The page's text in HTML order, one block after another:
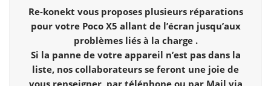
Re-konekt vous proposes plusieurs réparations
pour votre Poco X5 allant de l’écran jusqu’aux
problèmes liés à la charge .
Si la panne de votre appareil n’est pas dans la
liste, nos collaborateurs se feront une joie de